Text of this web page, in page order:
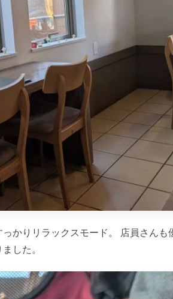
かりリラックスモード。 店員さん
した。